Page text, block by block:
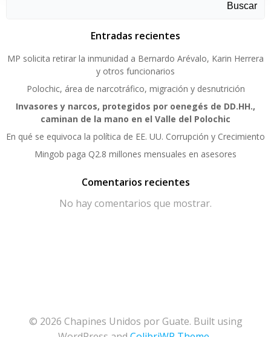
Buscar
Entradas recientes
MP solicita retirar la inmunidad a Bernardo Arévalo, Karin Herrera
y otros funcionarios
Polochic, área de narcotráfico, migración y desnutrición
Invasores y narcos, protegidos por oenegés de DD.HH.,
caminan de la mano en el Valle del Polochic
En qué se equivoca la política de EE. UU. Corrupción y Crecimiento
Mingob paga Q2.8 millones mensuales en asesores
Comentarios recientes
No hay comentarios que mostrar.
© 2026 Chapines Unidos por Guate. Built using